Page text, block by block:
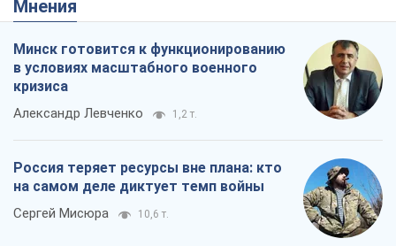
Мнения
Минск готовится к функционированию
в условиях масштабного военного
кризиса
Александр Левченко 1,2 т.
Россия теряет ресурсы вне плана: кто
на самом деле диктует темп войны
Сергей Мисюра 10,6 т.